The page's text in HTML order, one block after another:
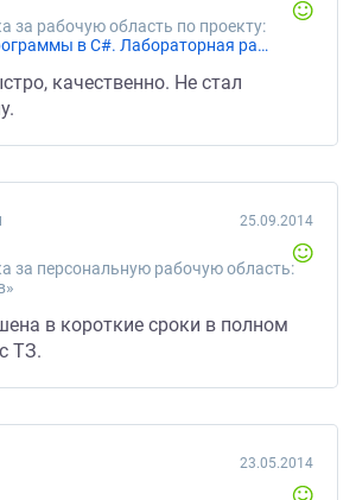
за рабочую область по проекту:
«Сделать три программы в C#. Лабораторная работа»
качественно. Не стал
за персональную рабочую область:
25.09.2014
в короткие сроки в полном
ТЗ.
23.05.2014